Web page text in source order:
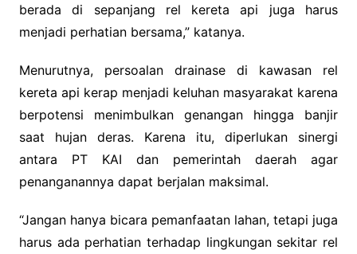
berada di sepanjang rel kereta api juga harus
menjadi perhatian bersama,” katanya.
Menurutnya, persoalan drainase di kawasan rel
kereta api kerap menjadi keluhan masyarakat karena
berpotensi menimbulkan genangan hingga banjir
saat hujan deras. Karena itu, diperlukan sinergi
antara PT KAI dan pemerintah daerah agar
penanganannya dapat berjalan maksimal.
“Jangan hanya bicara pemanfaatan lahan, tetapi juga
harus ada perhatian terhadap lingkungan sekitar rel